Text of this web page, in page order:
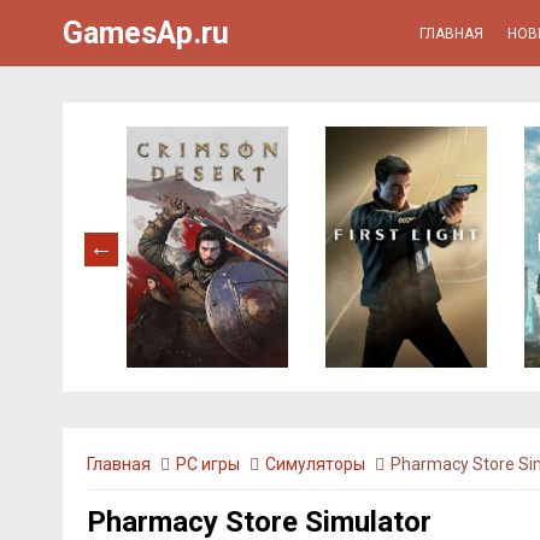
GamesAp.ru ГЛАВНАЯ
Главная PC игры Симуляторы Pharmacy Store
Pharmacy Store Simulator